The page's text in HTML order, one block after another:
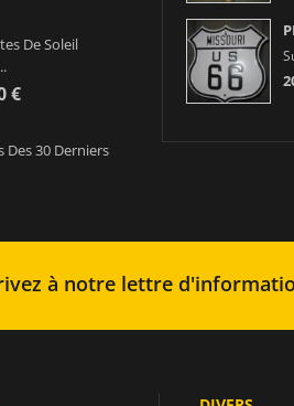
De Soleil
€
Des 30 Derniers
à notre lettre